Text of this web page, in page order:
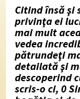
Citind însă şi
privinţa ei
mai mult
vedea
pătrundeţi
detailată şi
descoperind
scris-o ci, 0